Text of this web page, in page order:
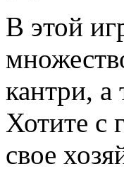
В этой
кантри, а
Хотите с
свое